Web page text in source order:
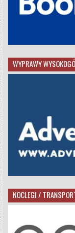
WYPRAWY
NOCLEGI /